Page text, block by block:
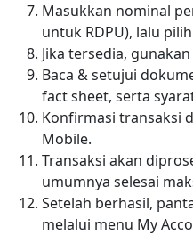
Masukkan nominal
untuk RDPU), lalu
Jika tersedia,
Baca & setujui
fact sheet, serta
Konfirmasi transaksi
Mobile.
Transaksi akan
umumnya selesai
Setelah berhasil,
melalui menu My